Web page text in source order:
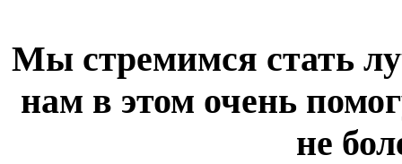
Мы стремимся стать
нам в этом очень
не